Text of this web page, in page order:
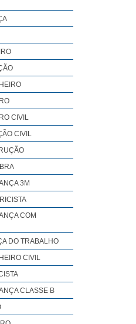
CIVIL
CIVIL
3M
COM
DO TRABALHO
CIVIL
CLASSE B